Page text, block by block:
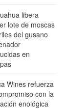
libera
lote de moscas
del gusano
en
Wines refuerza
con la
enológica